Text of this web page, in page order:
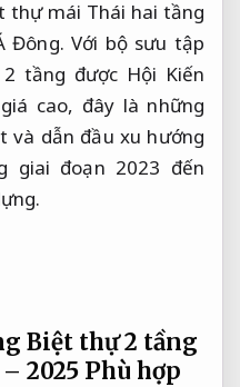
thự mái Thái hai tầng
Với bộ sưu tập
tầng được Hội Kiến
cao, đây là những
và dẫn đầu xu hướng
giai đoạn 2023 đến
Biệt thự 2 tầng
2025 Phù hợp